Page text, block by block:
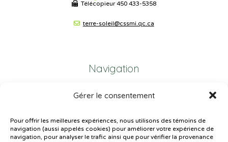
Gérer le consentement
Pour offrir les meilleures expériences, nous utilisons des témoins de
navigation (aussi appelés cookies) pour améliorer votre expérience de
navigation, pour analyser le trafic ainsi que pour vérifier la provenance
Télécopieur450 433-5358
terre-soleil@cssmi.qc.ca
Navigation
Plan du site
Plainte – service à l’élève